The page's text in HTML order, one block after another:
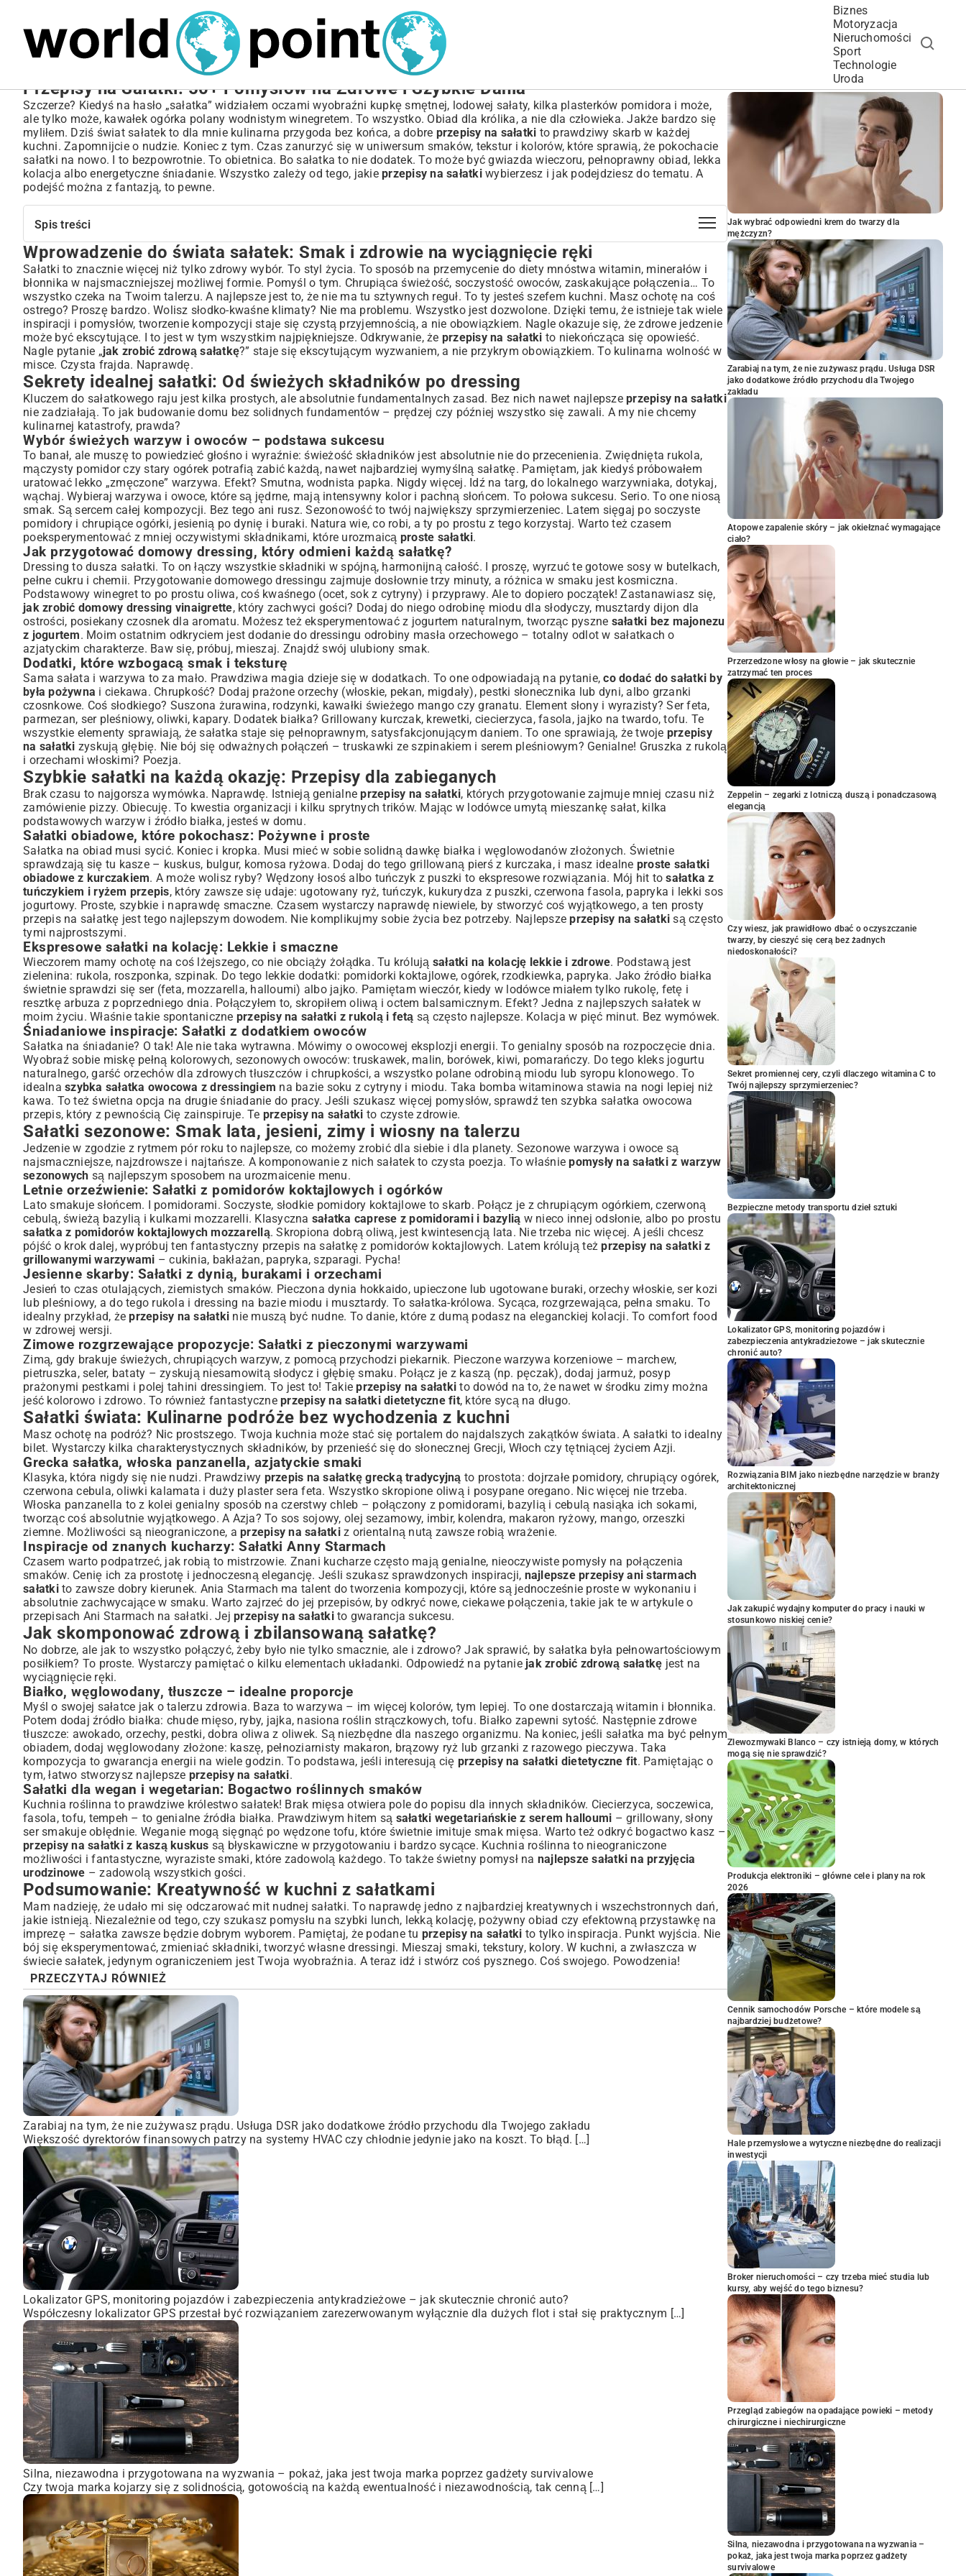
Biznes
Motoryzacja
Nieruchomości
Sport
Technologie
Uroda
Przepisy na Sałatki: 50+ Pomysłów na Zdrowe i Szybkie Dania
Szczerze? Kiedyś na hasło „sałatka” widziałem oczami wyobraźni kupkę smętnej, lodowej sałaty, kilka plasterków pomidora i może,
ale tylko może, kawałek ogórka polany wodnistym winegretem. To wszystko. Obiad dla królika, a nie dla człowieka. Jakże bardzo się
myliłem. Dziś świat sałatek to dla mnie kulinarna przygoda bez końca, a dobre przepisy na sałatki to prawdziwy skarb w każdej
kuchni. Zapomnijcie o nudzie. Koniec z tym. Czas zanurzyć się w uniwersum smaków, tekstur i kolorów, które sprawią, że pokochacie
sałatki na nowo. I to bezpowrotnie. To obietnica. Bo sałatka to nie dodatek. To może być gwiazda wieczoru, pełnoprawny obiad, lekka
kolacja albo energetyczne śniadanie. Wszystko zależy od tego, jakie przepisy na sałatkiwybierzesz i jak podejdziesz do tematu. A
podejść można z fantazją, to pewne.
Spis treści
Wprowadzenie do świata sałatek: Smak i zdrowie na wyciągnięcie ręki
Sekrety idealnej sałatki: Od świeżych składników po dressing
Wybór świeżych warzyw i owoców – podstawa sukcesu
Jak przygotować domowy dressing, który odmieni każdą sałatkę?
Dodatki, które wzbogacą smak i teksturę
Szybkie sałatki na każdą okazję: Przepisy dla zabieganych
Sałatki obiadowe, które pokochasz: Pożywne i proste
Ekspresowe sałatki na kolację: Lekkie i smaczne
Śniadaniowe inspiracje: Sałatki z dodatkiem owoców
Sałatki sezonowe: Smak lata, jesieni, zimy i wiosny na talerzu
Letnie orzeźwienie: Sałatki z pomidorów koktajlowych i ogórków
Jesienne skarby: Sałatki z dynią, burakami i orzechami
Zimowe rozgrzewające propozycje: Sałatki z pieczonymi warzywami
Sałatki świata: Kulinarne podróże bez wychodzenia z kuchni
Grecka sałatka, włoska panzanella, azjatyckie smaki
Inspiracje od znanych kucharzy: Sałatki Anny Starmach
Jak skomponować zdrową i zbilansowaną sałatkę?
Białko, węglowodany, tłuszcze – idealne proporcje
Sałatki dla wegan i wegetarian: Bogactwo roślinnych smaków
Podsumowanie: Kreatywność w kuchni z sałatkami
Wprowadzenie do świata sałatek: Smak i zdrowie na wyciągnięcie ręki
Sałatki to znacznie więcej niż tylko zdrowy wybór. To styl życia. To sposób na przemycenie do diety mnóstwa witamin, minerałów i
błonnika w najsmaczniejszej możliwej formie. Pomyśl o tym. Chrupiąca świeżość, soczystość owoców, zaskakujące połączenia… To
wszystko czeka na Twoim talerzu. A najlepsze jest to, że nie ma tu sztywnych reguł. To ty jesteś szefem kuchni. Masz ochotę na coś
ostrego? Proszę bardzo. Wolisz słodko-kwaśne klimaty? Nie ma problemu. Wszystko jest dozwolone. Dzięki temu, że istnieje tak wiele
inspiracji i pomysłów, tworzenie kompozycji staje się czystą przyjemnością, a nie obowiązkiem. Nagle okazuje się, że zdrowe jedzenie
może być ekscytujące. I to jest w tym wszystkim najpiękniejsze. Odkrywanie, że przepisy na sałatki to niekończąca się opowieść.
Nagle pytanie „jak zrobić zdrową sałatkę?” staje się ekscytującym wyzwaniem, a nie przykrym obowiązkiem. To kulinarna wolność w
misce. Czysta frajda. Naprawdę.
Sekrety idealnej sałatki: Od świeżych składników po dressing
Kluczem do sałatkowego raju jest kilka prostych, ale absolutnie fundamentalnych zasad. Bez nich nawet najlepsze przepisy na sałatki
nie zadziałają. To jak budowanie domu bez solidnych fundamentów – prędzej czy później wszystko się zawali. A my nie chcemy
kulinarnej katastrofy, prawda?
Wybór świeżych warzyw i owoców – podstawa sukcesu
To banał, ale muszę to powiedzieć głośno i wyraźnie: świeżość składników jest absolutnie nie do przecenienia. Zwiędnięta rukola,
mączysty pomidor czy stary ogórek potrafią zabić każdą, nawet najbardziej wymyślną sałatkę. Pamiętam, jak kiedyś próbowałem
uratować lekko „zmęczone” warzywa. Efekt? Smutna, wodnista papka. Nigdy więcej. Idź na targ, do lokalnego warzywniaka, dotykaj,
wąchaj. Wybieraj warzywa i owoce, które są jędrne, mają intensywny kolor i pachną słońcem. To połowa sukcesu. Serio. To one niosą
smak. Są sercem całej kompozycji. Bez tego ani rusz. Sezonowość to twój największy sprzymierzeniec. Latem sięgaj po soczyste
pomidory i chrupiące ogórki, jesienią po dynię i buraki. Natura wie, co robi, a ty po prostu z tego korzystaj. Warto też czasem
poeksperymentować z mniej oczywistymi składnikami, które urozmaicą proste sałatki.
Jak przygotować domowy dressing, który odmieni każdą sałatkę?
Dressing to dusza sałatki. To on łączy wszystkie składniki w spójną, harmonijną całość. I proszę, wyrzuć te gotowe sosy w butelkach,
pełne cukru i chemii. Przygotowanie domowego dressingu zajmuje dosłownie trzy minuty, a różnica w smaku jest kosmiczna.
Podstawowy winegret to po prostu oliwa, coś kwaśnego (ocet, sok z cytryny) i przyprawy. Ale to dopiero początek! Zastanawiasz się,
jak zrobić domowy dressing vinaigrette, który zachwyci gości? Dodaj do niego odrobinę miodu dla słodyczy, musztardy dijon dla
ostrości, posiekany czosnek dla aromatu. Możesz też eksperymentować z jogurtem naturalnym, tworząc pyszne sałatki bez majonezu
z jogurtem. Moim ostatnim odkryciem jest dodanie do dressingu odrobiny masła orzechowego – totalny odlot w sałatkach o
azjatyckim charakterze. Baw się, próbuj, mieszaj. Znajdź swój ulubiony smak.
Dodatki, które wzbogacą smak i teksturę
Sama sałata i warzywa to za mało. Prawdziwa magia dzieje się w dodatkach. To one odpowiadają na pytanie,co dodać do sałatki by
była pożywna i ciekawa. Chrupkość? Dodaj prażone orzechy (włoskie, pekan, migdały), pestki słonecznika lub dyni, albo grzanki
czosnkowe. Coś słodkiego? Suszona żurawina, rodzynki, kawałki świeżego mango czy granatu. Element słony i wyrazisty? Ser feta,
parmezan, ser pleśniowy, oliwki, kapary. Dodatek białka? Grillowany kurczak, krewetki, ciecierzyca, fasola, jajko na twardo, tofu. Te
wszystkie elementy sprawiają, że sałatka staje się pełnoprawnym, satysfakcjonującym daniem. To one sprawiają, że twoje przepisy
na sałatki zyskują głębię. Nie bój się odważnych połączeń – truskawki ze szpinakiem i serem pleśniowym? Genialne! Gruszka z rukolą
i orzechami włoskimi? Poezja.
Szybkie sałatki na każdą okazję: Przepisy dla zabieganych
Brak czasu to najgorsza wymówka. Naprawdę. Istnieją genialneprzepisy na sałatki, których przygotowanie zajmuje mniej czasu niż
zamówienie pizzy. Obiecuję. To kwestia organizacji i kilku sprytnych trików. Mając w lodówce umytą mieszankę sałat, kilka
podstawowych warzyw i źródło białka, jesteś w domu.
Sałatki obiadowe, które pokochasz: Pożywne i proste
Sałatka na obiad musi sycić. Koniec i kropka. Musi mieć w sobie solidną dawkę białka i węglowodanów złożonych. Świetnie
sprawdzają się tu kasze – kuskus, bulgur, komosa ryżowa. Dodaj do tego grillowaną pierś z kurczaka, i masz idealne proste sałatki
obiadowe z kurczakiem. A może wolisz ryby? Wędzony łosoś albo tuńczyk z puszki to ekspresowe rozwiązania. Mój hit tosałatka z
tuńczykiem i ryżem przepis, który zawsze się udaje: ugotowany ryż, tuńczyk, kukurydza z puszki, czerwona fasola, papryka i lekki sos
jogurtowy. Proste, szybkie i naprawdę smaczne. Czasem wystarczy naprawdę niewiele, by stworzyć coś wyjątkowego, a ten prosty
przepis na sałatkę jest tego najlepszym dowodem. Nie komplikujmy sobie życia bez potrzeby. Najlepszeprzepisy na sałatki są często
tymi najprostszymi.
Ekspresowe sałatki na kolację: Lekkie i smaczne
Wieczorem mamy ochotę na coś lżejszego, co nie obciąży żołądka. Tu królują sałatki na kolację lekkie i zdrowe. Podstawą jest
zielenina: rukola, roszponka, szpinak. Do tego lekkie dodatki: pomidorki koktajlowe, ogórek, rzodkiewka, papryka. Jako źródło białka
świetnie sprawdzi się ser (feta, mozzarella, halloumi) albo jajko. Pamiętam wieczór, kiedy w lodówce miałem tylko rukolę, fetę i
resztkę arbuza z poprzedniego dnia. Połączyłem to, skropiłem oliwą i octem balsamicznym. Efekt? Jedna z najlepszych sałatek w
moim życiu. Właśnie takie spontaniczne przepisy na sałatki z rukolą i fetą są często najlepsze. Kolacja w pięć minut. Bez wymówek.
Śniadaniowe inspiracje: Sałatki z dodatkiem owoców
Sałatka na śniadanie? O tak! Ale nie taka wytrawna. Mówimy o owocowej eksplozji energii. To genialny sposób na rozpoczęcie dnia.
Wyobraź sobie miskę pełną kolorowych, sezonowych owoców: truskawek, malin, borówek, kiwi, pomarańczy. Do tego kleks jogurtu
naturalnego, garść orzechów dla zdrowych tłuszczów i chrupkości, a wszystko polane odrobiną miodu lub syropu klonowego. To
idealna szybka sałatka owocowa z dressingiem na bazie soku z cytryny i miodu. Taka bomba witaminowa stawia na nogi lepiej niż
kawa. To też świetna opcja na drugie śniadanie do pracy. Jeśli szukasz więcej pomysłów, sprawdź ten szybka sałatka owocowa
przepis, który z pewnością Cię zainspiruje. Te przepisy na sałatki to czyste zdrowie.
Sałatki sezonowe: Smak lata, jesieni, zimy i wiosny na talerzu
Jedzenie w zgodzie z rytmem pór roku to najlepsze, co możemy zrobić dla siebie i dla planety. Sezonowe warzywa i owoce są
najsmaczniejsze, najzdrowsze i najtańsze. A komponowanie z nich sałatek to czysta poezja. To właśniepomysły na sałatki z warzyw
sezonowych są najlepszym sposobem na urozmaicenie menu.
Letnie orzeźwienie: Sałatki z pomidorów koktajlowych i ogórków
Lato smakuje słońcem. I pomidorami. Soczyste, słodkie pomidory koktajlowe to skarb. Połącz je z chrupiącym ogórkiem, czerwoną
cebulą, świeżą bazylią i kulkami mozzarelli. Klasyczna sałatka caprese z pomidorami i bazylią w nieco innej odsłonie, albo po prostu
sałatka z pomidorów koktajlowych mozzarellą. Skropiona dobrą oliwą, jest kwintesencją lata. Nie trzeba nic więcej. A jeśli chcesz
pójść o krok dalej, wypróbuj ten fantastyczny przepis na sałatkę z pomidorów koktajlowych. Latem królują teżprzepisy na sałatki z
grillowanymi warzywami – cukinia, bakłażan, papryka, szparagi. Pycha!
Jesienne skarby: Sałatki z dynią, burakami i orzechami
Jesień to czas otulających, ziemistych smaków. Pieczona dynia hokkaido, upieczone lub ugotowane buraki, orzechy włoskie, ser kozi
lub pleśniowy, a do tego rukola i dressing na bazie miodu i musztardy. To sałatka-królowa. Sycąca, rozgrzewająca, pełna smaku. To
idealny przykład, żeprzepisy na sałatki nie muszą być nudne. To danie, które z dumą podasz na eleganckiej kolacji. To comfort food
w zdrowej wersji.
Zimowe rozgrzewające propozycje: Sałatki z pieczonymi warzywami
Zimą, gdy brakuje świeżych, chrupiących warzyw, z pomocą przychodzi piekarnik. Pieczone warzywa korzeniowe – marchew,
pietruszka, seler, bataty – zyskują niesamowitą słodycz i głębię smaku. Połącz je z kaszą (np. pęczak), dodaj jarmuż, posyp
prażonymi pestkami i polej tahini dressingiem. To jest to! Takieprzepisy na sałatki to dowód na to, że nawet w środku zimy można
jeść kolorowo i zdrowo. To również fantastyczne przepisy na sałatki dietetyczne fit, które sycą na długo.
Sałatki świata: Kulinarne podróże bez wychodzenia z kuchni
Masz ochotę na podróż? Nic prostszego. Twoja kuchnia może stać się portalem do najdalszych zakątków świata. A sałatki to idealny
bilet. Wystarczy kilka charakterystycznych składników, by przenieść się do słonecznej Grecji, Włoch czy tętniącej życiem Azji.
Grecka sałatka, włoska panzanella, azjatyckie smaki
Klasyka, która nigdy się nie nudzi. Prawdziwy przepis na sałatkę grecką tradycyjną to prostota: dojrzałe pomidory, chrupiący ogórek,
czerwona cebula, oliwki kalamata i duży plaster sera feta. Wszystko skropione oliwą i posypane oregano. Nic więcej nie trzeba.
Włoska panzanella to z kolei genialny sposób na czerstwy chleb – połączony z pomidorami, bazylią i cebulą nasiąka ich sokami,
tworząc coś absolutnie wyjątkowego. A Azja? To sos sojowy, olej sezamowy, imbir, kolendra, makaron ryżowy, mango, orzeszki
ziemne. Możliwości są nieograniczone, a przepisy na sałatkiz orientalną nutą zawsze robią wrażenie.
Inspiracje od znanych kucharzy: Sałatki Anny Starmach
Czasem warto podpatrzeć, jak robią to mistrzowie. Znani kucharze często mają genialne, nieoczywiste pomysły na połączenia
smaków. Cenię ich za prostotę i jednoczesną elegancję. Jeśli szukasz sprawdzonych inspiracji, najlepsze przepisy ani starmach
sałatkito zawsze dobry kierunek. Ania Starmach ma talent do tworzenia kompozycji, które są jednocześnie proste w wykonaniu i
absolutnie zachwycające w smaku. Warto zajrzeć do jej przepisów, by odkryć nowe, ciekawe połączenia, takie jak te w artykule o
przepisach Ani Starmach na sałatki. Jej przepisy na sałatkito gwarancja sukcesu.
Jak skomponować zdrową i zbilansowaną sałatkę?
No dobrze, ale jak to wszystko połączyć, żeby było nie tylko smacznie, ale i zdrowo? Jak sprawić, by sałatka była pełnowartościowym
posiłkiem? To proste. Wystarczy pamiętać o kilku elementach układanki. Odpowiedź na pytanie jak zrobić zdrową sałatkę jest na
wyciągnięcie ręki.
Białko, węglowodany, tłuszcze – idealne proporcje
Myśl o swojej sałatce jak o talerzu zdrowia. Baza to warzywa – im więcej kolorów, tym lepiej. To one dostarczają witamin i błonnika.
Potem dodaj źródło białka: chude mięso, ryby, jajka, nasiona roślin strączkowych, tofu. Białko zapewni sytość. Następnie zdrowe
tłuszcze: awokado, orzechy, pestki, dobra oliwa z oliwek. Są niezbędne dla naszego organizmu. Na koniec, jeśli sałatka ma być pełnym
obiadem, dodaj węglowodany złożone: kaszę, pełnoziarnisty makaron, brązowy ryż lub grzanki z razowego pieczywa. Taka
kompozycja to gwarancja energii na wiele godzin. To podstawa, jeśli interesują cię przepisy na sałatki dietetyczne fit. Pamiętając o
tym, łatwo stworzysz najlepsze przepisy na sałatki.
Sałatki dla wegan i wegetarian: Bogactwo roślinnych smaków
Kuchnia roślinna to prawdziwe królestwo sałatek! Brak mięsa otwiera pole do popisu dla innych składników. Ciecierzyca, soczewica,
fasola, tofu, tempeh – to genialne źródła białka. Prawdziwym hitem są sałatki wegetariańskie z serem halloumi – grillowany, słony
ser smakuje obłędnie. Weganie mogą sięgnąć po wędzone tofu, które świetnie imituje smak mięsa. Warto też odkryć bogactwo kasz –
przepisy na sałatki z kaszą kuskus są błyskawiczne w przygotowaniu i bardzo sycące. Kuchnia roślinna to nieograniczone
możliwości i fantastyczne, wyraziste smaki, które zadowolą każdego. To także świetny pomysł na najlepsze sałatki na przyjęcia
urodzinowe – zadowolą wszystkich gości.
Podsumowanie: Kreatywność w kuchni z sałatkami
Mam nadzieję, że udało mi się odczarować mit nudnej sałatki. To naprawdę jedno z najbardziej kreatywnych i wszechstronnych dań,
jakie istnieją. Niezależnie od tego, czy szukasz pomysłu na szybki lunch, lekką kolację, pożywny obiad czy efektowną przystawkę na
imprezę – sałatka zawsze będzie dobrym wyborem. Pamiętaj, że podane tu przepisy na sałatki to tylko inspiracja. Punkt wyjścia. Nie
bój się eksperymentować, zmieniać składniki, tworzyć własne dressingi. Mieszaj smaki, tekstury, kolory. W kuchni, a zwłaszcza w
świecie sałatek, jedynym ograniczeniem jest Twoja wyobraźnia. A teraz idź i stwórz coś pysznego. Coś swojego. Powodzenia!
PRZECZYTAJ RÓWNIEŻ
Zarabiaj na tym, że nie zużywasz prądu. Usługa DSR jako dodatkowe źródło przychodu dla Twojego zakładu
Większość dyrektorów finansowych patrzy na systemy HVAC czy chłodnie jedynie jako na koszt. To błąd. […]
Lokalizator GPS, monitoring pojazdów i zabezpieczenia antykradzieżowe – jak skutecznie chronić auto?
Współczesny lokalizator GPS przestał być rozwiązaniem zarezerwowanym wyłącznie dla dużych flot i stał się praktycznym […]
Silna, niezawodna i przygotowana na wyzwania – pokaż, jaka jest twoja marka poprzez gadżety survivalowe
Czy twoja marka kojarzy się z solidnością, gotowością na każdą ewentualność i niezawodnością, tak cenną […]
POPULARNE ARTYKUŁY
Jak wybrać odpowiedni krem do twarzy dla
mężczyzn?
Zarabiaj na tym, że nie zużywasz prądu. Usługa DSR
jako dodatkowe źródło przychodu dla Twojego
zakładu
Atopowe zapalenie skóry – jak okiełznać wymagające
ciało?
Przerzedzone włosy na głowie – jak skutecznie
zatrzymać ten proces
Zeppelin – zegarki z lotniczą duszą i ponadczasową
elegancją
Czy wiesz, jak prawidłowo dbać o oczyszczanie
twarzy, by cieszyć się cerą bez żadnych
niedoskonałości?
Sekret promiennej cery, czyli dlaczego witamina C to
Twój najlepszy sprzymierzeniec?
Bezpieczne metody transportu dzieł sztuki
Lokalizator GPS, monitoring pojazdów i
zabezpieczenia antykradzieżowe – jak skutecznie
chronić auto?
Rozwiązania BIM jako niezbędne narzędzie w branży
architektonicznej
Jak zakupić wydajny komputer do pracy i nauki w
stosunkowo niskiej cenie?
Zlewozmywaki Blanco – czy istnieją domy, w których
mogą się nie sprawdzić?
Produkcja elektroniki – główne cele i plany na rok
2026
Cennik samochodów Porsche – które modele są
najbardziej budżetowe?
Hale przemysłowe a wytyczne niezbędne do realizacji
inwestycji
Broker nieruchomości – czy trzeba mieć studia lub
kursy, aby wejść do tego biznesu?
Przegląd zabiegów na opadające powieki – metody
chirurgiczne i niechirurgiczne
Silna, niezawodna i przygotowana na wyzwania –
pokaż, jaka jest twoja marka poprzez gadżety
survivalowe